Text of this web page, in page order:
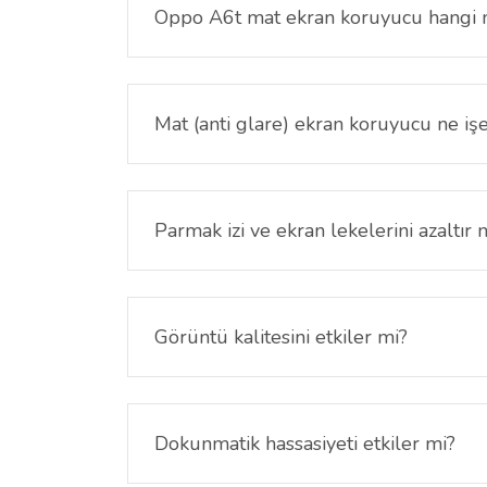
Oppo A6t mat ekran koruyucu
Bu ürün yalnızcaOppo A6t 6.75 inçmodeli ile
Mat (anti glare) ekran koruyucu ne
Mat yüzey teknolojisi ekran üzerindeki ışık
Parmak izi ve ekran lekelerini azaltır
Evet. Mat yüzey kaplaması parmak izi ve
Görüntü kalitesini etkiler mi?
Mat ekran koruyucular yansımayı azaltmak
artırır.
Dokunmatik hassasiyeti etkiler mi?